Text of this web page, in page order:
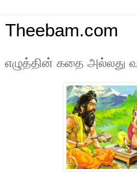
Theebam.com
எழுத்தின் கதை அல்லது